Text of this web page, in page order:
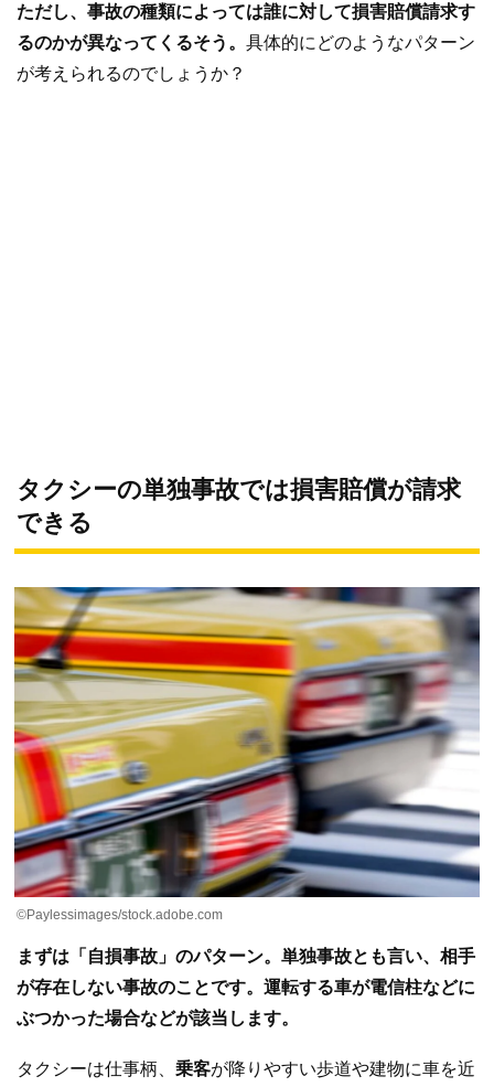
ただし、事故の種類によっては誰に対して損害賠償請求す
るのかが異なってくるそう。 具体的にどのようなパターン
が考えられるのでしょうか？
タクシーの単独事故では損害賠償が請求
できる
©Paylessimages/stock.adobe.com
まずは「自損事故」のパターン。単独事故とも言い、相手
が存在しない事故のことです。運転する車が電信柱などに
ぶつかった場合などが該当します。
タクシーは仕事柄、 乗客が降りやすい歩道や建物に車を近